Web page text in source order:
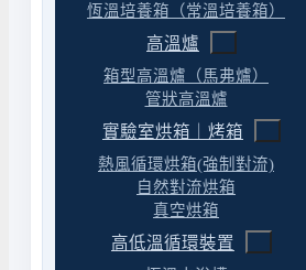
恆溫培養箱（常溫培養箱）
高溫爐
箱型高溫爐（馬弗爐）
管狀高溫爐
實驗室烘箱｜烤箱
熱風循環烘箱(強制對流)
自然對流烘箱
真空烘箱
高低溫循環裝置